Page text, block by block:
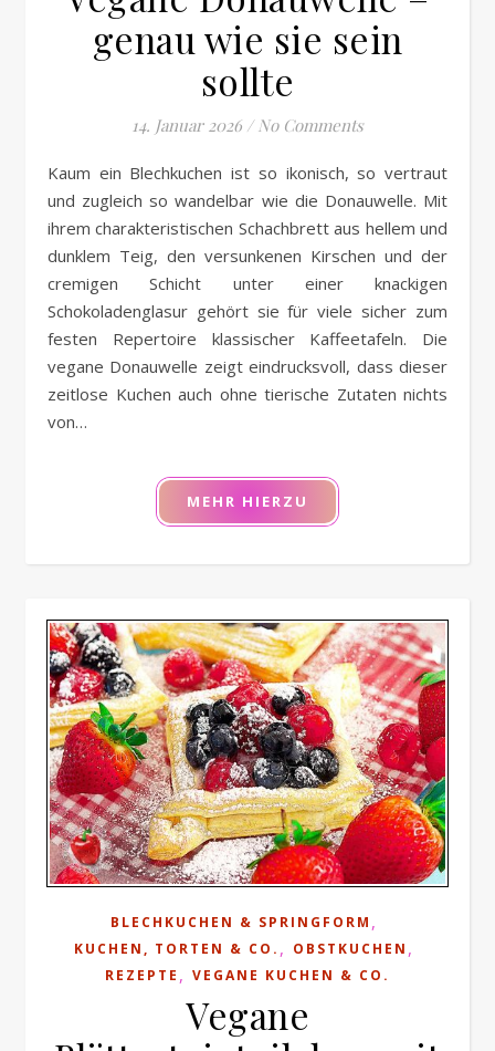
genau wie sie sein
sollte
14. Januar 2026 / No Comments
Kaum ein Blechkuchen ist so ikonisch, so vertraut
und zugleich so wandelbar wie die Donauwelle. Mit
ihrem charakteristischen Schachbrett aus hellem und
dunklem Teig, den versunkenen Kirschen und der
cremigen Schicht unter einer knackigen
Schokoladenglasur gehört sie für viele sicher zum
festen Repertoire klassischer Kaffeetafeln. Die
vegane Donauwelle zeigt eindrucksvoll, dass dieser
zeitlose Kuchen auch ohne tierische Zutaten nichts
von…
MEHR HIERZU
BLECHKUCHEN & SPRINGFORM ,
KUCHEN, TORTEN & CO. , OBSTKUCHEN ,
REZEPTE , VEGANE KUCHEN & CO.
Vegane